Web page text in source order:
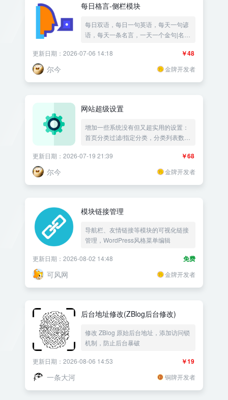
每日格言-侧栏模块
每日双语，每日一句英语，每天一句谚
语，每天一条名言，一天一个金句|名人
《益吾库》尔今作品
￥48
更新日期：2026-07-06 14:18
尔今 金牌开发者
网站超级设置
增加一些系统没有但又超实用的设置：
首页分类过滤/指定分类，分类列表数量
闭搜索禁用搜索限制|文章排序文章更新
时间|首页过滤分类指定|任意页面设置
￥68
更新日期：2026-07-19 21:39
尔今 金牌开发者
模块链接管理
导航栏、友情链接等模块的可视化链接
管理，WordPress风格菜单编辑
免费
更新日期：2026-08-02 14:48
可风网 金牌开发者
后台地址修改(ZBlog后台修改)
修改 ZBlog 原始后台地址，添加访问锁
机制，防止后台暴破
￥19
更新日期：2026-08-06 14:53
一条大河 铜牌开发者